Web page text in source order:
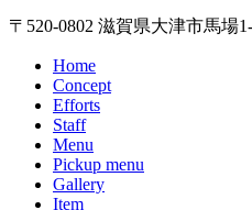
〒520-0802 滋賀県大津市馬場
Home
Concept
Efforts
Staff
Menu
Pickup menu
Gallery
Item